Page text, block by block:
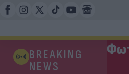
BREAKING
NEWS